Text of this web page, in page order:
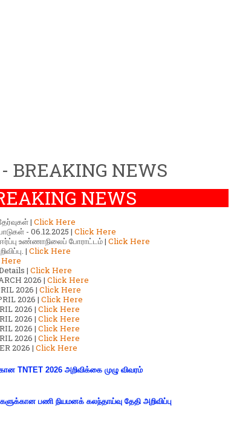
BREAKING NEWS
NEWS
| Click Here
- 06.12.2025 | Click Here
உண்ணாநிலைப் போராட்டம் | Click Here
| Click Here
| Click Here
2026 | Click Here
2026 | Click Here
2026 | Click Here
2026 | Click Here
2026 | Click Here
2026 | Click Here
2026 | Click Here
2026 | Click Here
TNTET 2026 அறிவிக்கை முழு விவரம்
பணி நியமனக் கலந்தாய்வு தேதி அறிவிப்பு